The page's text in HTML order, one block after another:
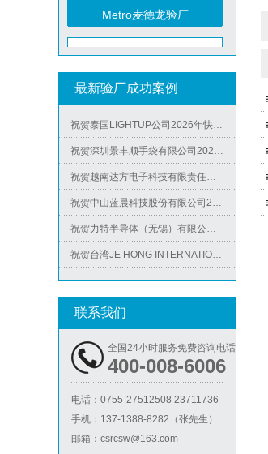
ICS验厂
Lowe's劳氏验厂
BSCI验厂
最新验厂成功案例
祝贺立讯技术（越南）有限公司2026年快速通过RBA-VAP认证审核，斩获金牌评级！
祝贺深圳景丰顺手袋有限公司2026年快速通过SGS-GRS认证
祝贺越南达方电子科技有限责任公司2026年快速通过RBA-VAP审核并取得178分银牌
祝贺中山蓝晨科技股份有限公司2026年快速通过BSCI验厂-B级
祝贺力特半导体（无锡）有限公司2026年快速通过RBA-VAP认证审核并取得170.2分
祝贺台湾JE HONG INTERNATIONAL TEXTILE CO., LTD 2026年快速通过GRS认证
祝贺立讯技术（越南）有限公司2026年快速通过RBA-VAP认证审核，斩获金牌评级！
祝贺河南意诺康医疗器械有限公司2026年快速通过GMP认证
联系我们
全国24小时服务免费咨询电话
400-008-6006
电话： 0755-27512508 23711736
手机： 137-1388-8282（张先生）
邮箱： csrcsw@163.com